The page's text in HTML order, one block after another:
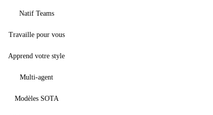
Natif Teams
Travaille pour vous
Apprend votre style
Multi-agent
Modèles SOTA